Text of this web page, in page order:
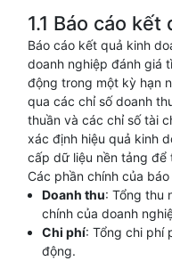
1.1 Báo cáo
Báo cáo kết quả kinh
doanh nghiệp đánh giá
động trong một kỳ hạn
qua các chỉ số doanh
thuần và các chỉ số tài
xác định hiệu quả kinh
cấp dữ liệu nền tảng để
Các phần chính của
Doanh thu: Tổng thu
chính của doanh
Chi phí: Tổng chi phí
động.